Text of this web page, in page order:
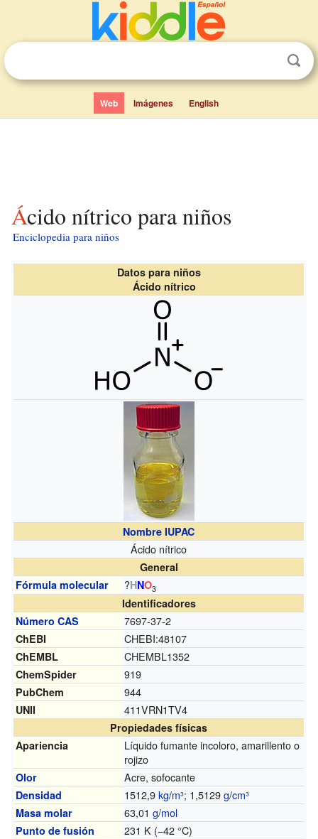
Web Imágenes English
Ácido nítrico para niños
Enciclopedia para niños
Datos para niños
Ácido nítrico
Nombre IUPAC
Ácido nítrico
General
Fórmula molecular
?HNO3
Identificadores
Número CAS
7697-37-2
ChEBI CHEBI:48107
ChEMBL CHEMBL1352
ChemSpider 919
PubChem 944
UNII 411VRN1TV4
Propiedades físicas
Apariencia
Líquido fumante incoloro, amarillento o
rojizo
Olor Acre, sofocante
Densidad 1512,9kg/m³; 1,5129g/cm³
Masa molar 63,01g/mol
Punto de fusión 231 K (−42 °C)